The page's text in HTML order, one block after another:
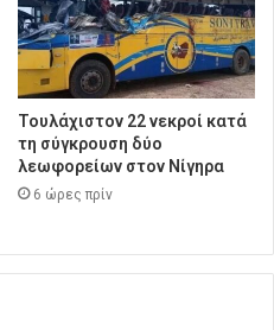
Τουλάχιστον 22 νεκροί κατά
τη σύγκρουση δύο
λεωφορείων στον Νίγηρα
6 ώρες πρίν